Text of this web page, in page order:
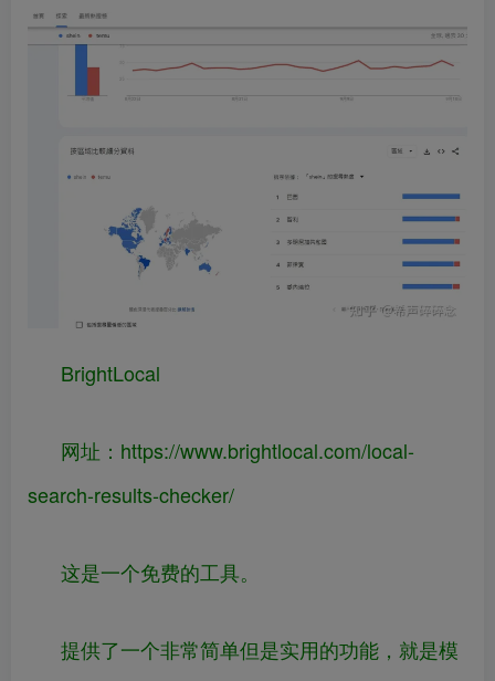
BrightLocal
网址： https://www.brightlocal.com/local-
search-results-checker/
这是一个免费的工具。
提供了一个非常简单但是实用的功能，就是模